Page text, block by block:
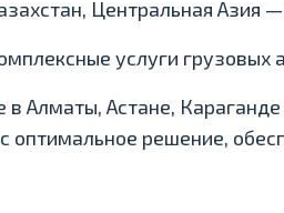
Центральная Азия
услуги грузовых
в Алматы, Астане, Караганде
оптимальное решение,